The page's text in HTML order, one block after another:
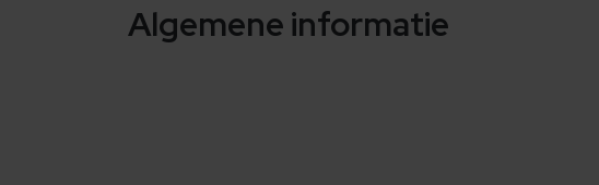
Algemene informatie